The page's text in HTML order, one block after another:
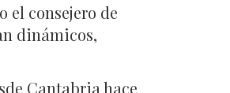
el consejero de
dinámicos,
Cantabria hace